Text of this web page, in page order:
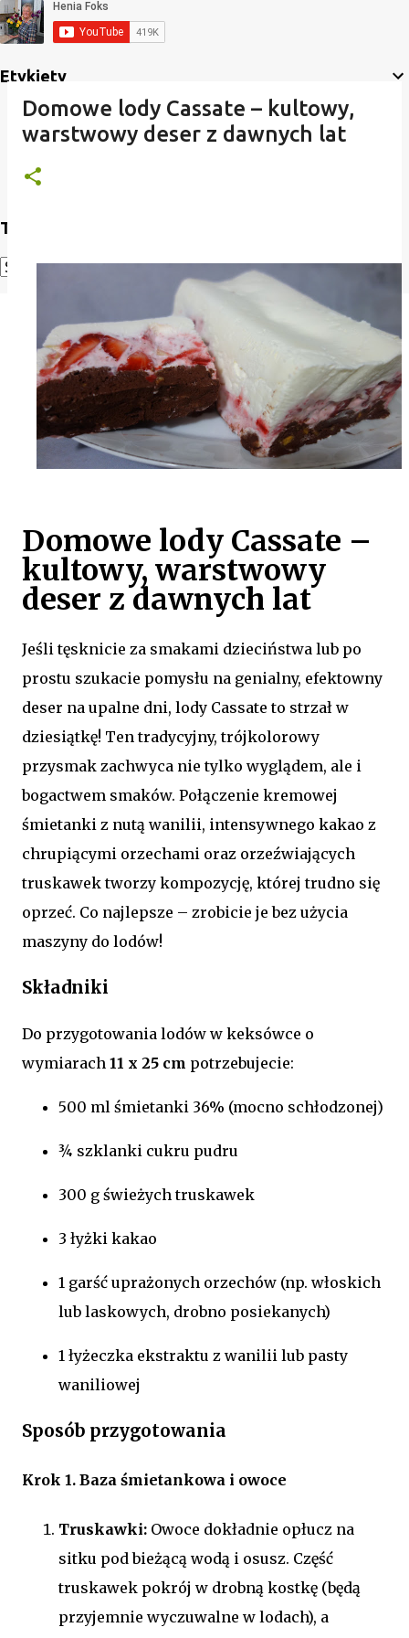
Etykiety
Translate
Translate
Domowe lody Cassate – kultowy,
warstwowy deser z dawnych lat
Domowe lody Cassate –
kultowy, warstwowy
deser z dawnych lat
Jeśli tęsknicie za smakami dzieciństwa lub po
prostu szukacie pomysłu na genialny, efektowny
deser na upalne dni, lody Cassate to strzał w
dziesiątkę! Ten tradycyjny, trójkolorowy
przysmak zachwyca nie tylko wyglądem, ale i
bogactwem smaków. Połączenie kremowej
śmietanki z nutą wanilii, intensywnego kakao z
chrupiącymi orzechami oraz orzeźwiających
truskawek tworzy kompozycję, której trudno się
oprzeć. Co najlepsze – zrobicie je bez użycia
maszyny do lodów!
Składniki
Do przygotowania lodów w keksówce o
wymiarach 11 x 25 cm potrzebujecie:
500 ml śmietanki 36% (mocno schłodzonej)
¾ szklanki cukru pudru
300 g świeżych truskawek
3 łyżki kakao
1 garść uprażonych orzechów (np. włoskich
lub laskowych, drobno posiekanych)
1 łyżeczka ekstraktu z wanilii lub pasty
waniliowej
Sposób przygotowania
Krok 1. Baza śmietankowa i owoce
Truskawki: Owoce dokładnie opłucz na
sitku pod bieżącą wodą i osusz. Część
truskawek pokrój w drobną kostkę (będą
przyjemnie wyczuwalne w lodach), a